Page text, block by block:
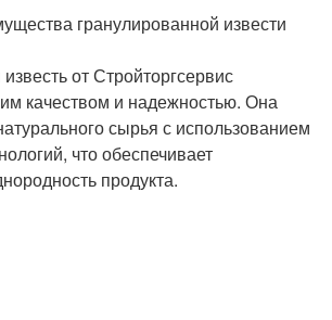
гранулированной извести
от Стройторгсервис
качеством и надежностью. Она
сырья с использованием
что обеспечивает
продукта.